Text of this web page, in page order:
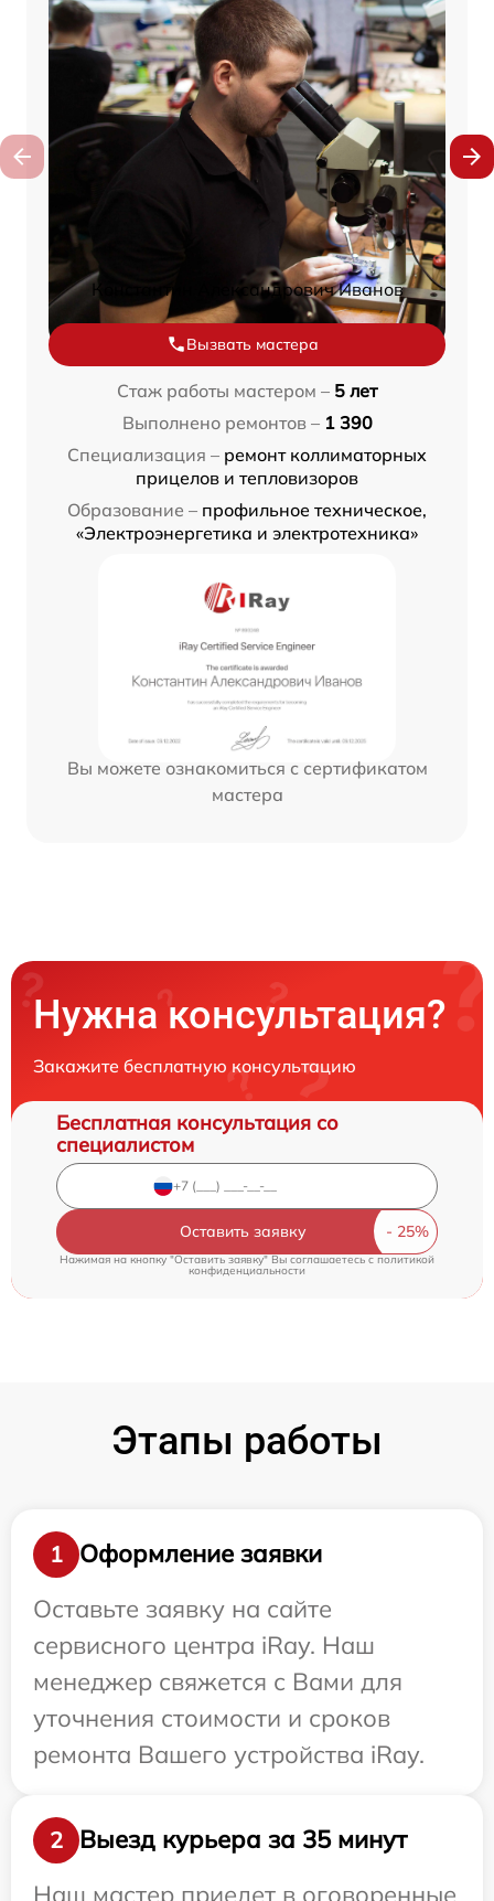
Константин Александрович Иванов
Вызвать мастера
Стаж работы мастером – 5 лет
Выполнено ремонтов – 1 390
Специализация – ремонт коллиматорных
прицелов и тепловизоров
Образование – профильное техническое,
«Электроэнергетика и электротехника»
Вы можете ознакомиться с сертификатом
мастера
Нужна консультация?
Закажите бесплатную консультацию
Бесплатная консультация со
специалистом
Оставить заявку
Нажимая на кнопку "Оставить заявку" Вы соглашаетесь cполитикой
конфиденциальности
Этапы работы
1
Оформление заявки
Оставьте заявку на сайте
сервисного центра iRay. Наш
менеджер свяжется с Вами для
уточнения стоимости и сроков
ремонта Вашего устройства iRay.
2
Выезд курьера за 35 минут
Наш мастер приедет в оговоренные